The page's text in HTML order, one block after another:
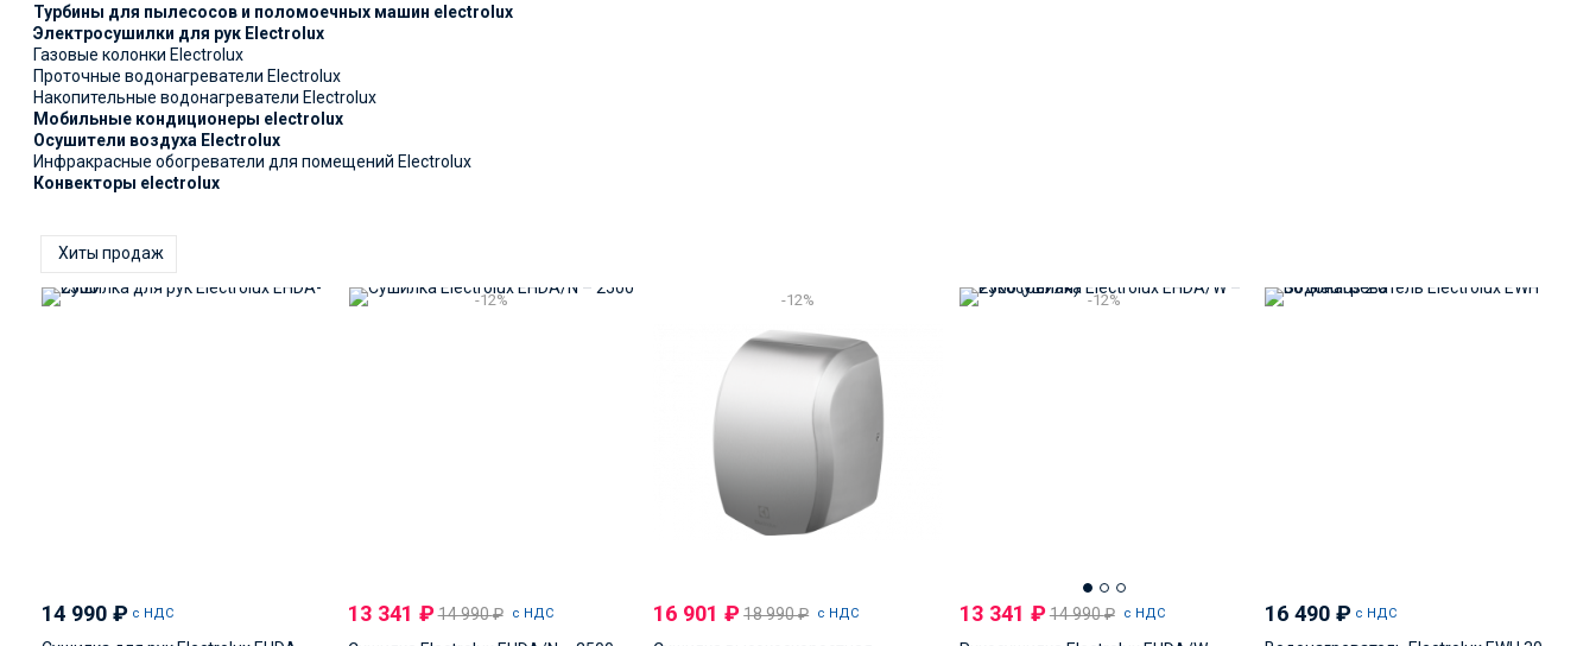
Турбины для пылесосов и поломоечных машин electrolux
Электросушилки для рук Electrolux
Газовые колонки Electrolux
Проточные водонагреватели Electrolux
Накопительные водонагреватели Electrolux
Мобильные кондиционеры electrolux
Осушители воздуха Electrolux
Инфракрасные обогреватели для помещений Electrolux
Конвекторы electrolux
Хиты продаж
14 990 ₽ с НДС
-12%
13 341 ₽14 990₽ с НДС
-12%
16 901₽18 990₽ с НДС
-12%
13 341 ₽14 990₽ с НДС 16 490₽ с НДС